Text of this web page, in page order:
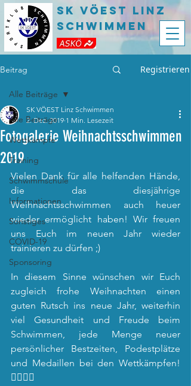
SK VÖEST LInz
Schwimmen
Beitrag Registrieren
Alle Beiträge
Wettkämpfe
Training
Schwimmschule
Informationen
Sonstiges
COVID-19
Sponsoring
Alle Beiträge
Fotogalerie Weihnachtsschwimmen
2019
SK VÖEST Linz Schwimmen
2. Dez. 2019 1 Min. Lesezeit
Vielen Dank für alle helfenden Hände,
die das diesjährige
Weihnachtsschwimmen auch heuer
wieder ermöglicht haben! Wir freuen
uns Euch im neuen Jahr wieder
trainieren zu dürfen ;)
In diesem Sinne wünschen wir Euch
zugleich frohe Weihnachten einen
guten Rutsch ins neue Jahr, weiterhin
viel Gesundheit und Freude beim
Schwimmen, jede Menge neuer
persönlicher Bestzeiten, Podestplätze
und Medaillen bei den Wettkämpfen!
🏊‍♂️🍾🎉